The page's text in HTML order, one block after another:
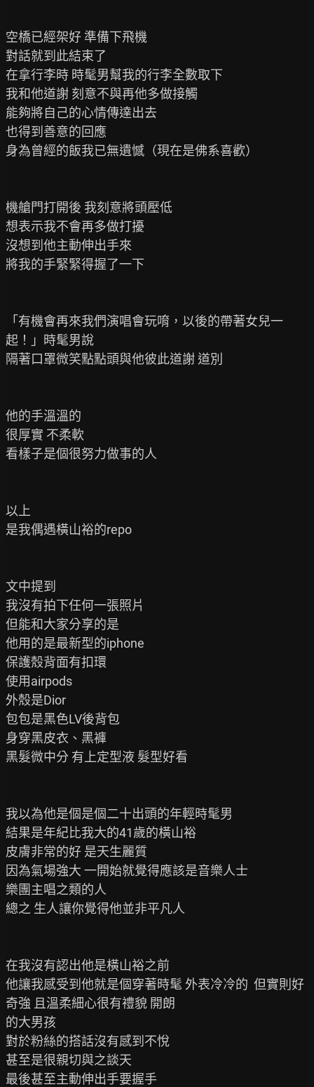
空橋已經架好 準備下飛機
對話就到此結束了
在拿行李時 時髦男幫我的行李全數取下
我和他道謝 刻意不與再他多做接觸
能夠將自己的心情傳達出去
也得到善意的回應
身為曾經的飯我已無遺憾（現在是佛系喜歡）
機艙門打開後 我刻意將頭壓低
想表示我不會再多做打擾
沒想到他主動伸出手來
將我的手緊緊得握了一下
「有機會再來我們演唱會玩唷，以後的帶著女兒一
起！」時髦男說
隔著口罩微笑點點頭與他彼此道謝 道別
他的手溫溫的
很厚實 不柔軟
看樣子是個很努力做事的人
以上
是我偶遇橫山裕的repo
文中提到
我沒有拍下任何一張照片
但能和大家分享的是
他用的是最新型的iphone
保護殼背面有扣環
使用airpods
外殼是Dior
包包是黑色LV後背包
身穿黑皮衣、黑褲
黑髮微中分 有上定型液 髮型好看
我以為他是個是個二十出頭的年輕時髦男
結果是年紀比我大的41歲的橫山裕
皮膚非常的好 是天生麗質
因為氣場強大 一開始就覺得應該是音樂人士
樂團主唱之類的人
總之 生人讓你覺得他並非平凡人
在我沒有認出他是橫山裕之前
他讓我感受到他就是個穿著時髦 外表冷冷的  但實則好
奇強 且溫柔細心很有禮貌 開朗
的大男孩
對於粉絲的搭話沒有感到不悅
甚至是很親切與之談天
最後甚至主動伸出手要握手